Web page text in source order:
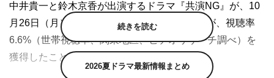
中井貴一と鈴木京香が出演するドラマ『共演NG』が、10
月26日（月）から放送を開始。その初回放送が、視聴率
6.6%（世帯視聴率、関東地区、ビデオリサーチ調べ）を
獲得したことがわかった。
続きを読む
2026夏ドラマ最新情報まとめ